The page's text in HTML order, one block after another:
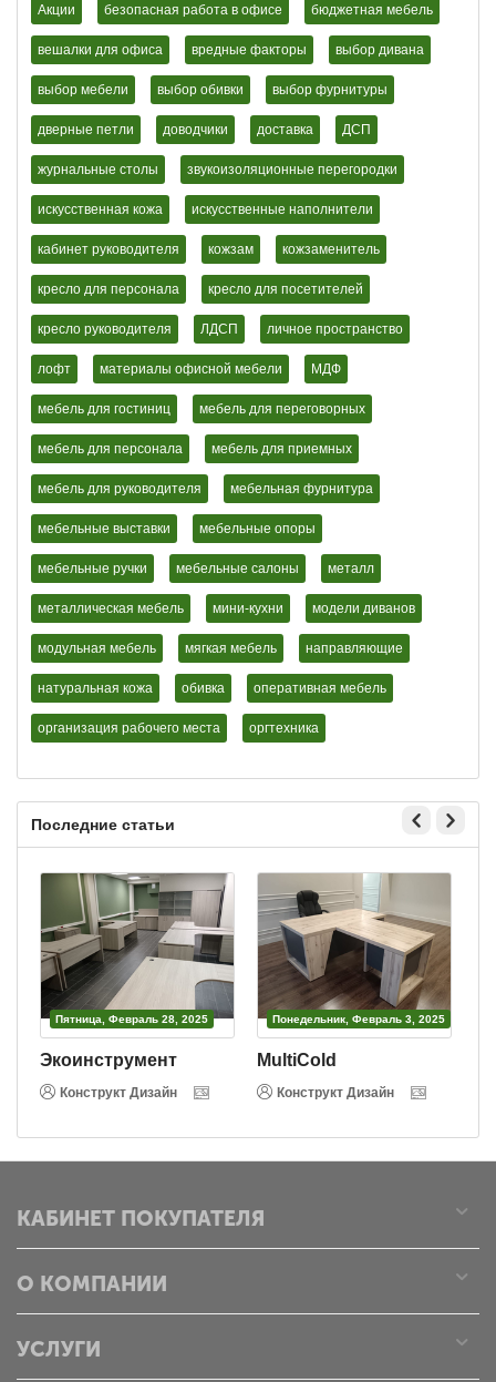
Акции безопасная работа в офисе бюджетная мебель
вешалки для офиса вредные факторы выбор дивана
выбор мебели выбор обивки выбор фурнитуры
дверные петли доводчики доставка ДСП
журнальные столы звукоизоляционные перегородки
искусственная кожа искусственные наполнители
кабинет руководителя кожзам кожзаменитель
кресло для персонала кресло для посетителей
кресло руководителя ЛДСП личное пространство
лофт материалы офисной мебели МДФ
мебель для гостиниц мебель для переговорных
мебель для персонала мебель для приемных
мебель для руководителя мебельная фурнитура
мебельные выставки мебельные опоры
мебельные ручки мебельные салоны металл
металлическая мебель мини-кухни модели диванов
модульная мебель мягкая мебель направляющие
натуральная кожа обивка оперативная мебель
организация рабочего места оргтехника
Последние статьи
Пятница, Февраль 28, 2025
Экоинструмент
Конструкт Дизайн
Понедельник, Февраль 3, 2025
MultiCold
Конструкт Дизайн
КАБИНЕТ ПОКУПАТЕЛЯ
О КОМПАНИИ
УСЛУГИ